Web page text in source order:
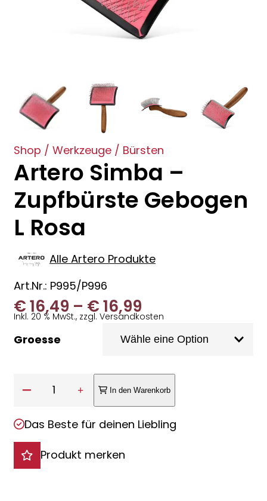
Shop / Werkzeuge / Bürsten
Artero Simba –
Zupfbürste Gebogen
L Rosa
Alle Artero Produkte
Art.Nr.: P995/P996
€16,49 – €16,99
€ 16,49
€ 16,99
Inkl. 20 % MwSt., zzgl. Versandkosten
Groesse
1 In den Warenkorb
Das Beste für deinen Liebling
Produkt merken